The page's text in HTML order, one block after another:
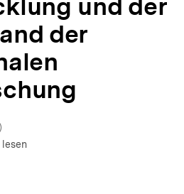
und der
der
Autor)
lesen